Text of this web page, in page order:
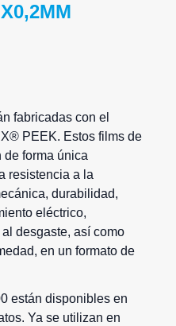
fabricadas con el
PEEK. Estos films de
forma única
resistencia a la
durabilidad,
eléctrico,
desgaste, así como
en un formato de
están disponibles en
Ya se utilizan en